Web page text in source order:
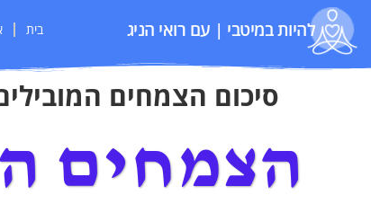
להיות במיטבי | עם רואי הניג בית
סיכום הצמחים המובילים –
הצמחים